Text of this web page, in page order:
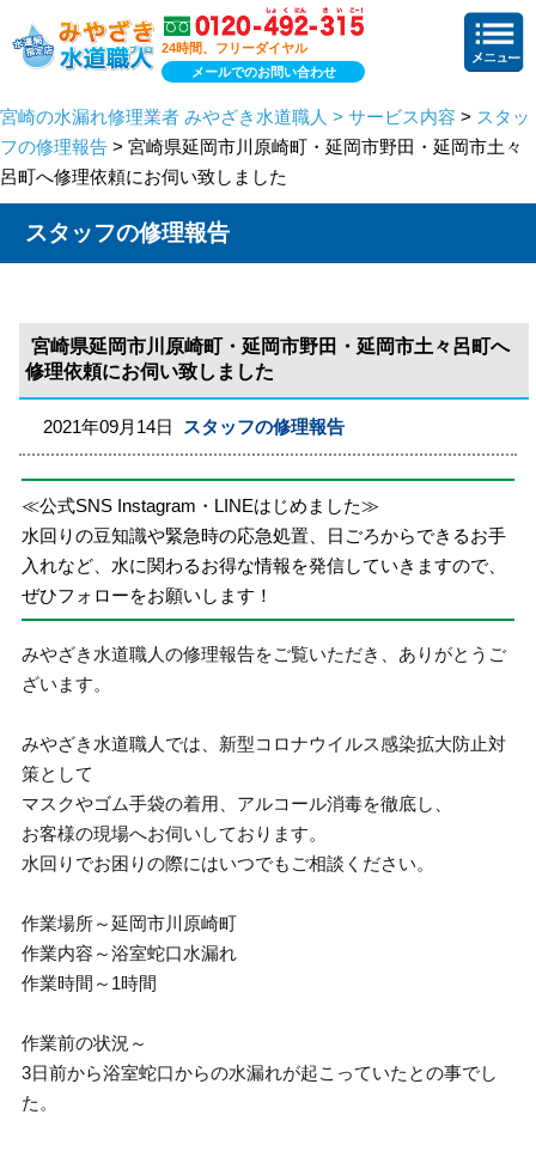
24時間、フリーダイヤル
メールでのお問い合わせ
宮崎の水漏れ修理業者 みやざき水道職人 > サービス内容 > スタッ
フの修理報告 > 宮崎県延岡市川原崎町・延岡市野田・延岡市土々
呂町へ修理依頼にお伺い致しました
スタッフの修理報告
宮崎県延岡市川原崎町・延岡市野田・延岡市土々呂町へ
修理依頼にお伺い致しました
2021年09月14日 スタッフの修理報告
≪公式SNS Instagram・LINEはじめました≫
水回りの豆知識や緊急時の応急処置、日ごろからできるお手
入れなど、水に関わるお得な情報を発信していきますので、
ぜひフォローをお願いします！
みやざき水道職人の修理報告をご覧いただき、ありがとうご
ざいます。
みやざき水道職人では、新型コロナウイルス感染拡大防止対
策として
マスクやゴム手袋の着用、アルコール消毒を徹底し、
お客様の現場へお伺いしております。
水回りでお困りの際にはいつでもご相談ください。
作業場所～延岡市川原崎町
作業内容～浴室蛇口水漏れ
作業時間～1時間
作業前の状況～
3日前から浴室蛇口からの水漏れが起こっていたとの事でし
た。